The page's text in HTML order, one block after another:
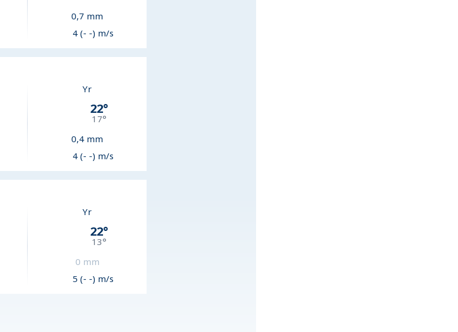
0,7 mm
4 (- -) m/s
Yr
22°
17°
0,4 mm
4 (- -) m/s
Yr
22°
13°
0 mm
5 (- -) m/s